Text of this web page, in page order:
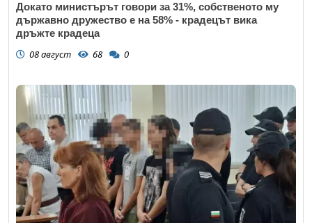
Докато министърът говори за 31%, собственото му
държавно дружество е на 58% - крадецът вика
дръжте крадеца
08 август 68 0